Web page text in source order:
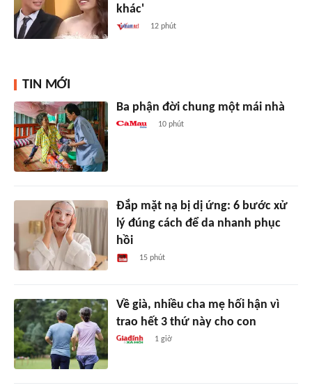
khác'
12 phút
TIN MỚI
Ba phận đời chung một mái nhà
10 phút
Đắp mặt nạ bị dị ứng: 6 bước xử
lý đúng cách để da nhanh phục
hồi
15 phút
Về già, nhiều cha mẹ hối hận vì
trao hết 3 thứ này cho con
1 giờ